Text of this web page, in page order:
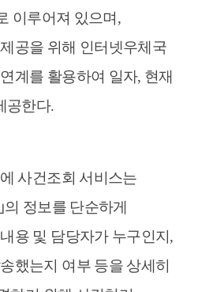
이루어져 있으며,
공을 위해 인터넷우체국
계를 활용하여 일자, 현재
공한다.
사건조회 서비스는
정보를 단순하게
용 및 담당자가 누구인지,
했는지 여부 등을 상세히